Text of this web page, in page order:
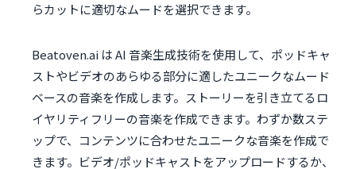
らカットに適切なムードを選択できます。
Beatoven.ai は AI 音楽生成技術を使用して、ポッドキャ
ストやビデオのあらゆる部分に適したユニークなムード
ベースの音楽を作成します。ストーリーを引き立てるロ
イヤリティフリーの音楽を作成できます。わずか数ステ
ップで、コンテンツに合わせたユニークな音楽を作成で
きます。ビデオ/ポッドキャストをアップロードするか、